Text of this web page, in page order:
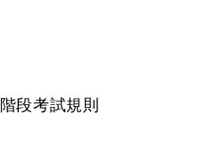
段考試規則